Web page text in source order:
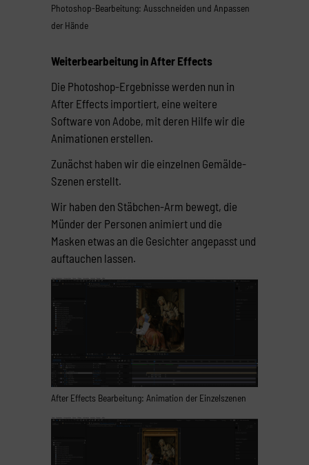
Photoshop-Bearbeitung: Ausschneiden und Anpassen
der Hände
Weiterbearbeitung in After Effects
Die Photoshop-Ergebnisse werden nun in
After Effects importiert, eine weitere
Software von Adobe, mit deren Hilfe wir die
Animationen erstellen.
Zunächst haben wir die einzelnen Gemälde-
Szenen erstellt.
Wir haben den Stäbchen-Arm bewegt, die
Münder der Personen animiert und die
Masken etwas an die Gesichter angepasst und
auftauchen lassen.
After Effects Bearbeitung: Animation der Einzelszenen